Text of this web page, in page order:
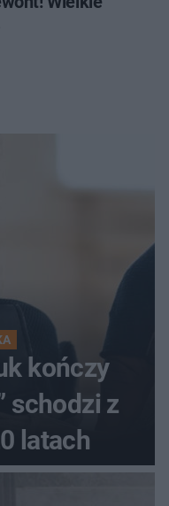
kończy
schodzi z
latach